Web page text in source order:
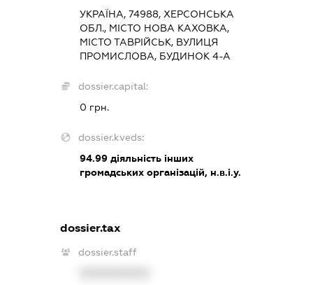
УКРАЇНА, 74988, ХЕРСОНСЬКА
ОБЛ., МІСТО НОВА КАХОВКА,
МІСТО ТАВРІЙСЬК, ВУЛИЦЯ
ПРОМИСЛОВА, БУДИНОК 4-А
dossier.capital:
0 грн.
dossier.kveds:
94.99 діяльність інших
громадських організацій, н.в.і.у.
dossier.tax
dossier.staff